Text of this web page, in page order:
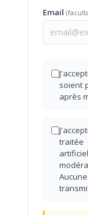
Email
soient
après